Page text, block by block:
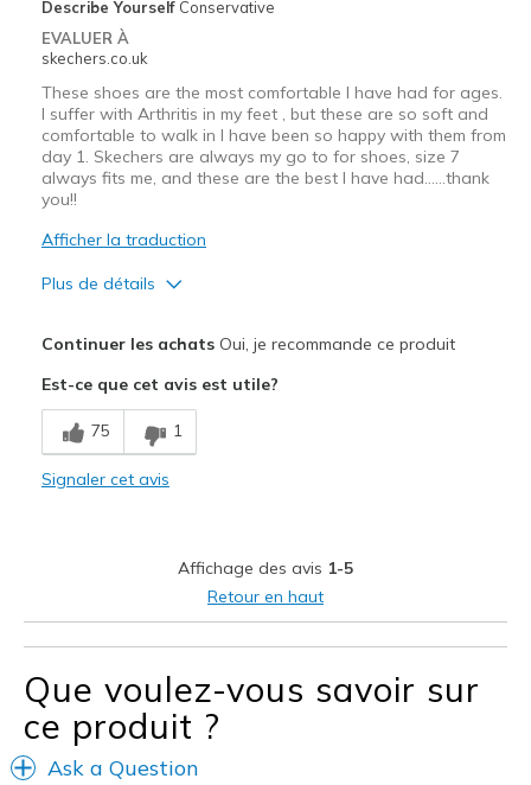
Breite
Describe Yourself Conservative
EVALUER À
skechers.co.uk
These shoes are the most comfortable I have had for ages.
I suffer with Arthritis in my feet , but these are so soft and
comfortable to walk in I have been so happy with them from
day 1. Skechers are always my go to for shoes, size 7
always fits me, and these are the best I have had……thank
you!!
Afficher la traduction
Plus de détails
Breathe Well
Comfortable
Very comfortable, smooth inside, insole a dream
Going Out
Travel
Continuer les achatsOui, je recommande ce produit
Est-ce que cet avis est utile?
75 1
Signaler cet avis
Affichage des avis 1-5
Retour en haut
Que voulez-vous savoir sur
ce produit ?
Ask a Question